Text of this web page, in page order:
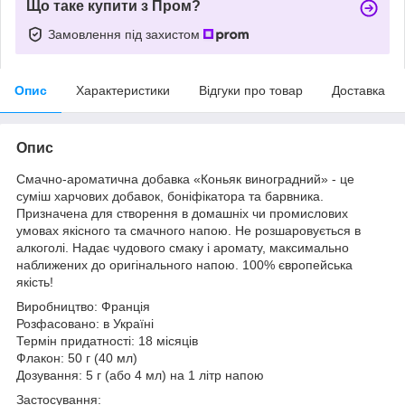
Що таке купити з Пром?
Замовлення під захистом
Опис Характеристики Відгуки про товар Доставка
Опис
Смачно-ароматична добавка «Коньяк виноградний» - це
суміш харчових добавок, боніфікатора та барвника.
Призначена для створення в домашніх чи промислових
умовах якісного та смачного напою. Не розшаровується в
алкоголі. Надає чудового смаку і аромату, максимально
наближених до оригінального напою. 100% європейська
якість!
Виробництво: Франція
Розфасовано: в Україні
Термін придатності: 18 місяців
Флакон: 50 г (40 мл)
Дозування: 5 г (або 4 мл) на 1 літр напою
Застосування: